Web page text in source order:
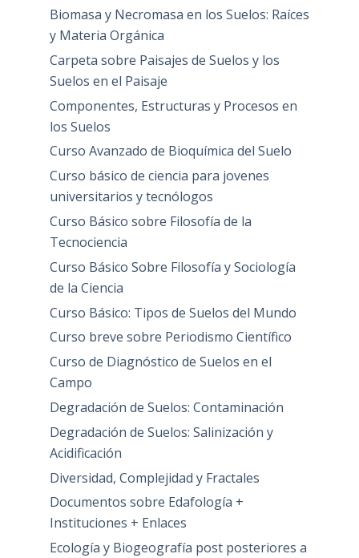
Biomasa y Necromasa en los Suelos: Raíces
y Materia Orgánica
Carpeta sobre Paisajes de Suelos y los
Suelos en el Paisaje
Componentes, Estructuras y Procesos en
los Suelos
Curso Avanzado de Bioquímica del Suelo
Curso básico de ciencia para jovenes
universitarios y tecnólogos
Curso Básico sobre Filosofía de la
Tecnociencia
Curso Básico Sobre Filosofía y Sociología
de la Ciencia
Curso Básico: Tipos de Suelos del Mundo
Curso breve sobre Periodismo Científico
Curso de Diagnóstico de Suelos en el
Campo
Degradación de Suelos: Contaminación
Degradación de Suelos: Salinización y
Acidificación
Diversidad, Complejidad y Fractales
Documentos sobre Edafología +
Instituciones + Enlaces
Ecología y Biogeografía post posteriores a